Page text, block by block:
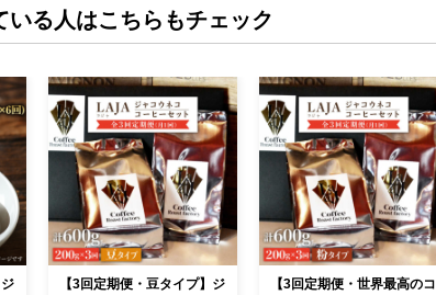
いる人はこちらもチェック
【3回定期便・豆タイプ】ジ
【3回定期便・世界最高のコ